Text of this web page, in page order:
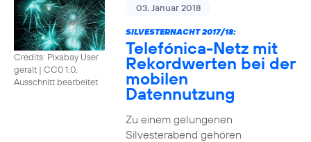
Credits: Pixabay User
geralt | CC0 1.0,
Ausschnitt bearbeitet
03. Januar 2018
SILVESTERNACHT 2017/18:
Telefónica-Netz mit
Rekordwerten bei der
mobilen
Datennutzung
Zu einem gelungenen
Silvesterabend gehören